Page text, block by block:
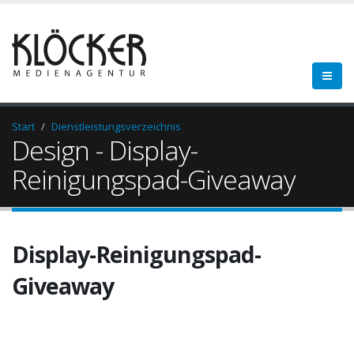
Start Dienstleistungsverzeichnis
Design - Display-
Reinigungspad-Giveaway
Display-Reinigungspad-
Giveaway